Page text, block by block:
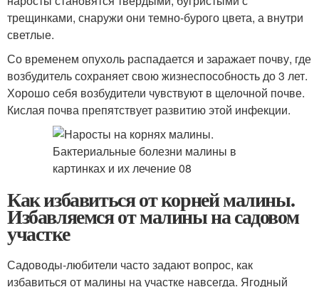
трещинками, снаружи они темно-бурого цвета, а внутри
светлые.
Со временем опухоль распадается и заражает почву, где
возбудитель сохраняет свою жизнеспособность до 3 лет.
Хорошо себя возбудители чувствуют в щелочной почве.
Кислая почва препятствует развитию этой инфекции.
Как избавиться от корней малины.
Избавляемся от малины на садовом
участке
Садоводы-любители часто задают вопрос, как
избавиться от малины на участке навсегда. Ягодный